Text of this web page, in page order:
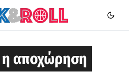
η αποχώρηση